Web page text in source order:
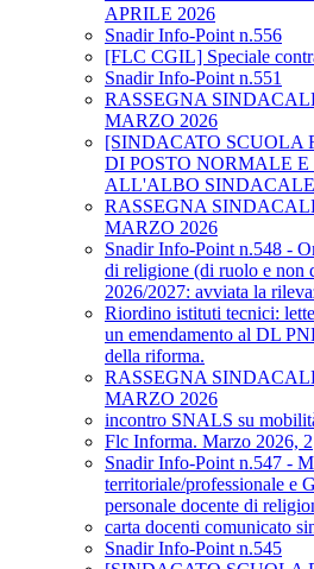
APRILE 2026
Snadir Info-Point n.556
[FLC CGIL] Speciale
Snadir Info-Point n.551
RASSEGNA
MARZO 2026
[SINDACATO SCUOLA
DI POSTO NORMALE E
ALL'ALBO
RASSEGNA
MARZO 2026
Snadir Info-Point n.548 -
di religione (di ruolo e non
2026/2027: avviata la
Riordino istituti tecnici:
un emendamento al DL
della riforma.
RASSEGNA
MARZO 2026
incontro SNALS su
Flc Informa. Marzo 2026, 2
Snadir Info-Point n.547 -
territoriale/professionale e
personale docente di
carta docenti comunicato
Snadir Info-Point n.545